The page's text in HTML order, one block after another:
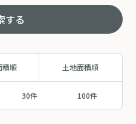
する
積順 土地面積順
30件 100件